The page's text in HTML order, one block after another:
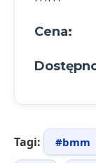
Cena:
Tagi: #bmm